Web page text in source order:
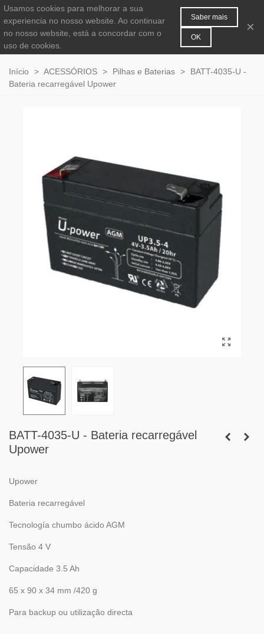
0
Início > ACESSÓRIOS > Pilhas e Baterias >
BATT-4035-U -
Bateria recarregável Upower
BATT-4035-U - Bateria recarregável
Upower
Upower
Bateria recarregável
Tecnología chumbo ácido AGM
Tensão 4 V
Capacidade 3.5 Ah
65 x 90 x 34 mm /420 g
Para backup ou utilização directa
Usamos cookies para melhorar a sua
experiencia no nosso website. Ao continuar
no nosso website, está a concordar com o
uso de cookies.
Saber mais
OK
×